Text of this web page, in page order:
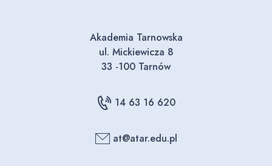
Akademia Tarnowska
ul. Mickiewicza 8
33 -100 Tarnów
14 63 16 620
at@atar.edu.pl